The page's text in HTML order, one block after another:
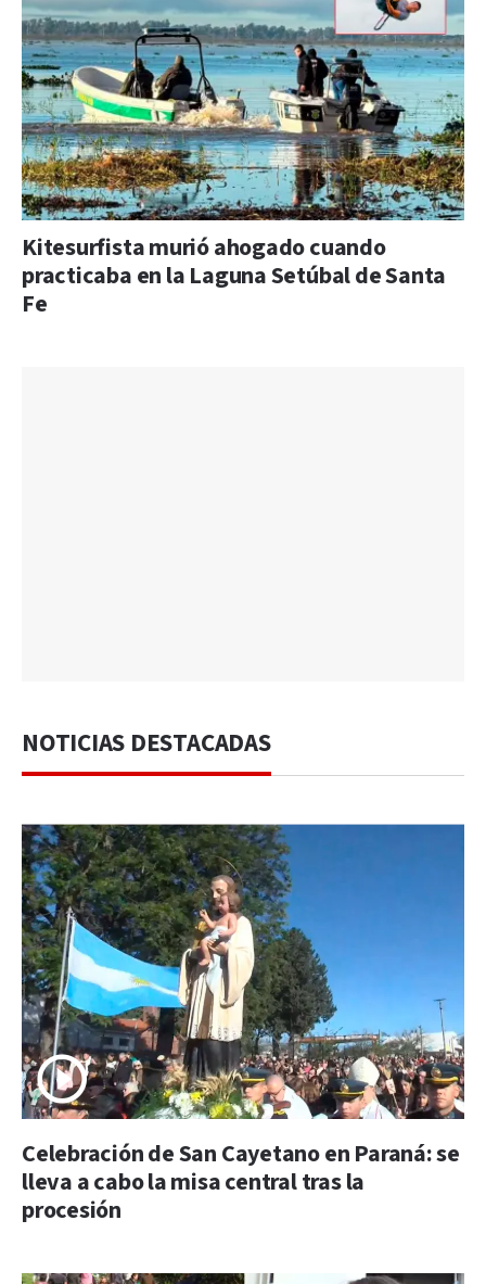
Kitesurfista murió ahogado cuando
practicaba en la Laguna Setúbal de Santa
Fe
NOTICIAS DESTACADAS
Celebración de San Cayetano en Paraná: se
lleva a cabo la misa central tras la
procesión